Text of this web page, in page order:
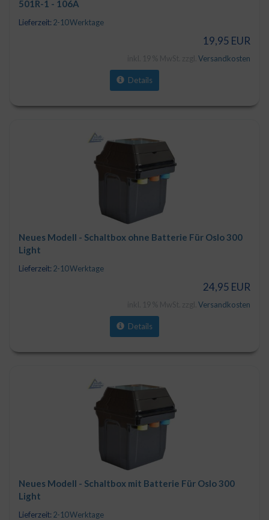
501R-1 - 106A
Lieferzeit: 2-10 Werktage
19,95 EUR
Versandkosten
Details
Neues Modell - Schaltbox ohne Batterie Für Oslo 300
Light
Lieferzeit: 2-10 Werktage
24,95 EUR
Versandkosten
Details
Neues Modell - Schaltbox mit Batterie Für Oslo 300
Light
Lieferzeit: 2-10 Werktage